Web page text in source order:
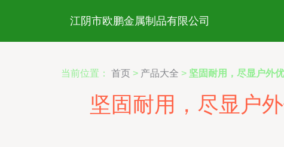
江阴市欧鹏金属制品有限公司
当前位置： 首页 > 产品大全 > 坚固耐用，尽显户外
坚固耐用，尽显户